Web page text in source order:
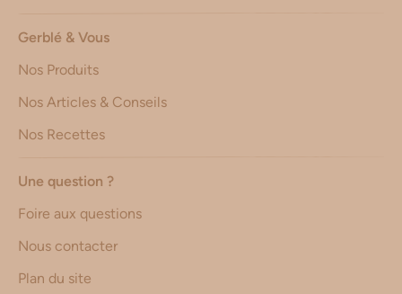
Gerblé & Vous
Nos Produits
Nos Articles & Conseils
Nos Recettes
Une question ?
Foire aux questions
Nous contacter
Plan du site